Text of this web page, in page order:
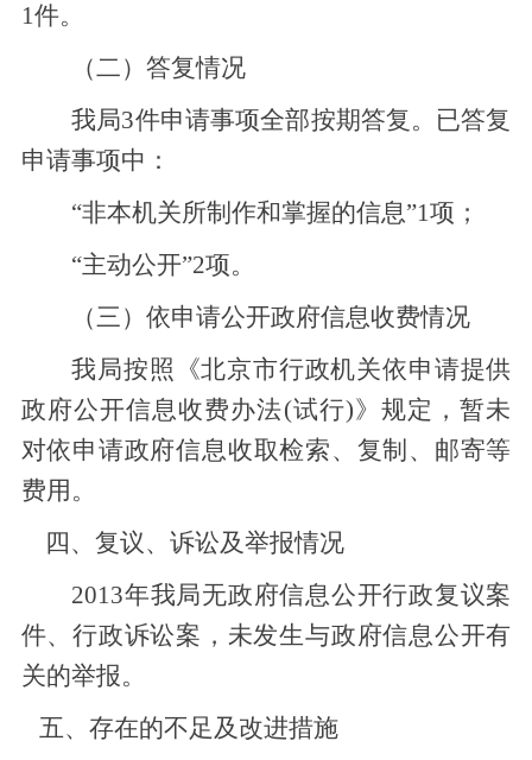
1件。
（二）答复情况
我局3件申请事项全部按期答复。已答复
申请事项中：
“非本机关所制作和掌握的信息”1项；
“主动公开”2项。
（三）依申请公开政府信息收费情况
我局按照《北京市行政机关依申请提供
政府公开信息收费办法(试行)》规定，暂未
对依申请政府信息收取检索、复制、邮寄等
费用。
四、复议、诉讼及举报情况
2013年我局无政府信息公开行政复议案
件、行政诉讼案，未发生与政府信息公开有
关的举报。
五、存在的不足及改进措施